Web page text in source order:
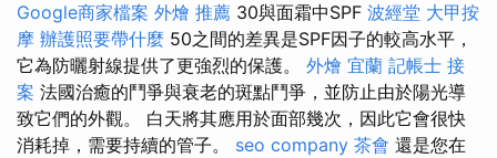
Google商家檔案 外燴 推薦 30與面霜中SPF 波經堂 大甲按
摩 辦護照要帶什麼 50之間的差異是SPF因子的較高水平，
它為防曬射線提供了更強烈的保護。 外燴 宜蘭 記帳士 接
案 法國治癒的鬥爭與衰老的斑點鬥爭，並防止由於陽光導
致它們的外觀。 白天將其應用於面部幾次，因此它會很快
消耗掉，需要持續的管子。 seo company 茶會 還是您在